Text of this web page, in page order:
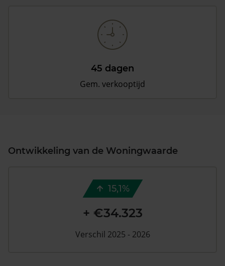
45 dagen
Gem. verkooptijd
Ontwikkeling van de Woningwaarde
15,1%
+ €34.323
Verschil 2025 - 2026